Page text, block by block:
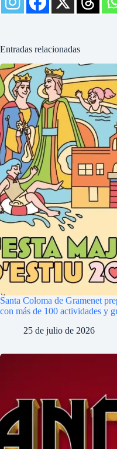
Entradas relacionadas
Santa Coloma de Gramenet
con más de 100 actividades y
25 de julio de 2026